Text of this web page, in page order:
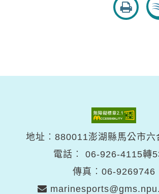
友
善
地址︰880011澎湖縣馬公市六
電話︰ 06-926-4115轉
傳真︰06-9269746